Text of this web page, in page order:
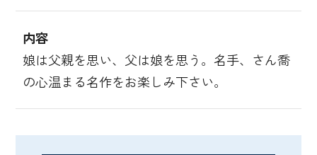
内容
娘は父親を思い、父は娘を思う。名手、さん喬
の心温まる名作をお楽しみ下さい。